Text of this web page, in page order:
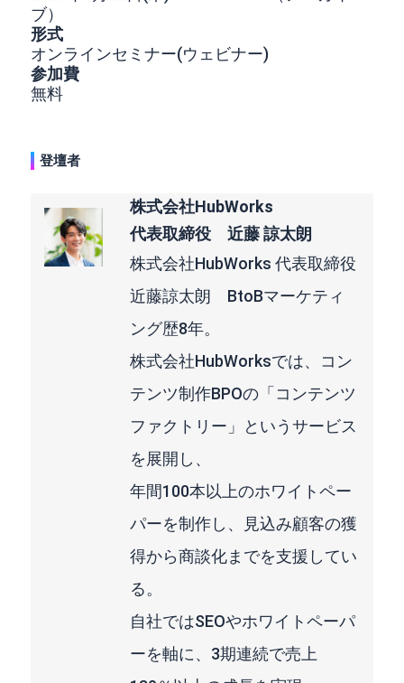
ブ）
形式
オンラインセミナー(ウェビナー)
参加費
無料
登壇者
株式会社HubWorks
代表取締役 近藤 諒太朗
株式会社HubWorks 代表取締役
近藤諒太朗 BtoBマーケティ
ング歴8年。
株式会社HubWorksでは、コン
テンツ制作BPOの「コンテンツ
ファクトリー」というサービス
を展開し、
年間100本以上のホワイトペー
パーを制作し、見込み顧客の獲
得から商談化までを支援してい
る。
自社ではSEOやホワイトペーパ
ーを軸に、3期連続で売上